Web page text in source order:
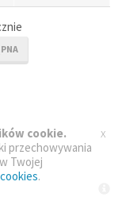
cookie.
przechowywania
Twojej
.
x